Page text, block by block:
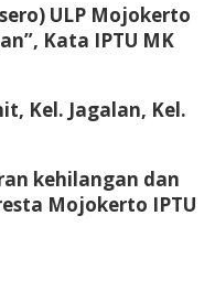
ULP Mojokerto
Kata IPTU MK
Kel. Jagalan, Kel.
kehilangan dan
Mojokerto IPTU